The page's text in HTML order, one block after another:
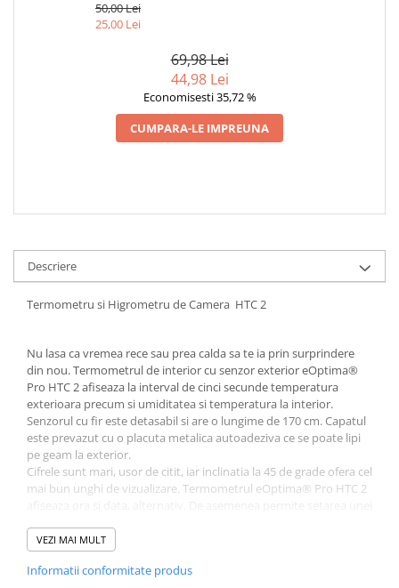
INTERIOR, EXTERIOR CU
SONDA, MODEL HTC 2,
50,00 Lei
25,00 Lei
69,98 Lei
44,98 Lei
Economisesti 35,72 %
CUMPARA-LE IMPREUNA
Descriere
Termometru si Higrometru de Camera HTC 2
Nu lasa ca vremea rece sau prea calda sa te ia prin surprindere
din nou. Termometrul de interior cu senzor exterior eOptima®
Pro HTC 2 afiseaza la interval de cinci secunde temperatura
exterioara precum si umiditatea si temperatura la interior.
Senzorul cu fir este detasabil si are o lungime de 170 cm. Capatul
este prevazut cu o placuta metalica autoadeziva ce se poate lipi
pe geam la exterior.
Cifrele sunt mari, usor de citit, iar inclinatia la 45 de grade ofera cel
mai bun unghi de vizualizare. Termometrul eOptima® Pro HTC 2
Dispozitivul functioneaza cu o baterie AAA (inclusa). Dupa prima
punere in functiune recomandam sa asteptati cel putin o
jumatate de ora pentru calibrarea la mediul local.
VEZI MAI MULT
Informatii conformitate produs